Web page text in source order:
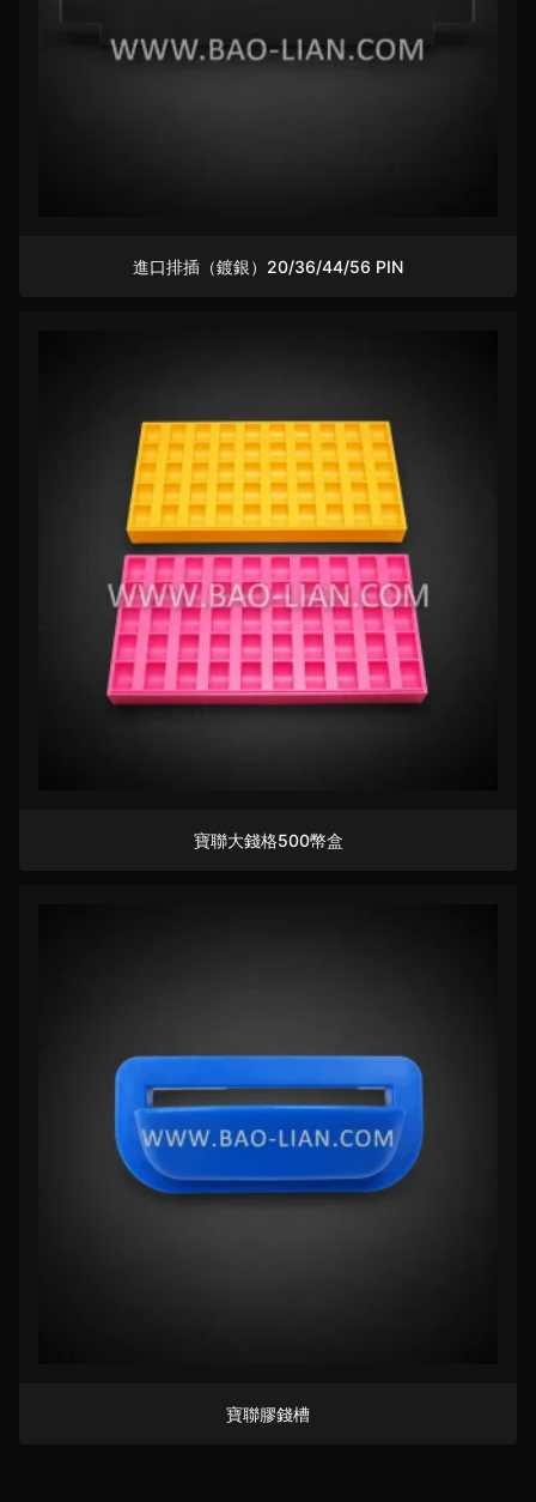
進口排插（鍍銀）20/36/44/56 PIN
寶聯大錢格500幣盒
寶聯膠錢槽